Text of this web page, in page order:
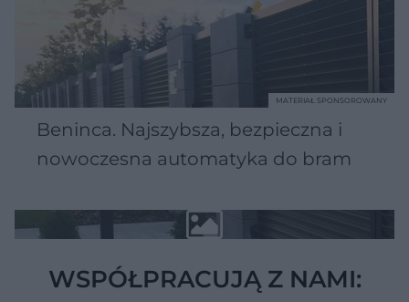
Beninca. Najszybsza, bezpieczna i
nowoczesna automatyka do bram
MATERIAŁ SPONSOROWANY
WSPÓŁPRACUJĄ Z NAMI: